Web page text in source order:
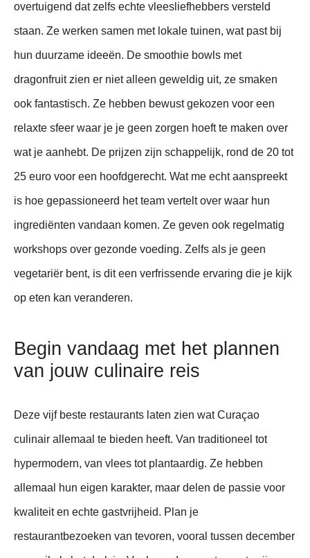
overtuigend dat zelfs echte vleesliefhebbers versteld
staan. Ze werken samen met lokale tuinen, wat past bij
hun duurzame ideeën. De smoothie bowls met
dragonfruit zien er niet alleen geweldig uit, ze smaken
ook fantastisch. Ze hebben bewust gekozen voor een
relaxte sfeer waar je je geen zorgen hoeft te maken over
wat je aanhebt. De prijzen zijn schappelijk, rond de 20 tot
25 euro voor een hoofdgerecht. Wat me echt aanspreekt
is hoe gepassioneerd het team vertelt over waar hun
ingrediënten vandaan komen. Ze geven ook regelmatig
workshops over gezonde voeding. Zelfs als je geen
vegetariër bent, is dit een verfrissende ervaring die je kijk
op eten kan veranderen.
Begin vandaag met het plannen
van jouw culinaire reis
Deze vijf beste restaurants laten zien wat Curaçao
culinair allemaal te bieden heeft. Van traditioneel tot
hypermodern, van vlees tot plantaardig. Ze hebben
allemaal hun eigen karakter, maar delen de passie voor
kwaliteit en echte gastvrijheid. Plan je
restaurantbezoeken van tevoren, vooral tussen december